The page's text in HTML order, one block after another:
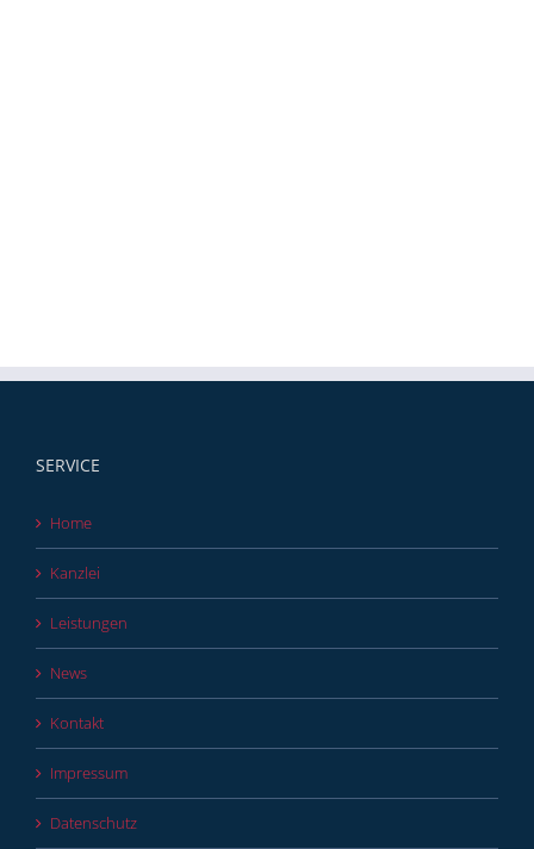
SERVICE
Home
Kanzlei
Leistungen
News
Kontakt
Impressum
Datenschutz